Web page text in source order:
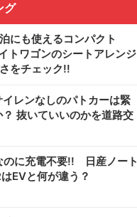
グ
にも使えるコンパクト
ワゴンのシートアレンジ
をチェック!!
レンなしのパトカーは緊
抜いていいのかを道路交
のに充電不要!! 日産ノート
EVと何が違う？